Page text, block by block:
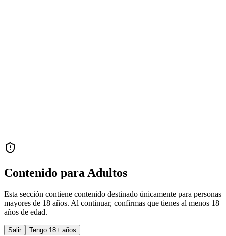
Contenido para Adultos
Esta sección contiene contenido destinado únicamente para personas
mayores de 18 años. Al continuar, confirmas que tienes al menos 18
años de edad.
Salir Tengo 18+ años